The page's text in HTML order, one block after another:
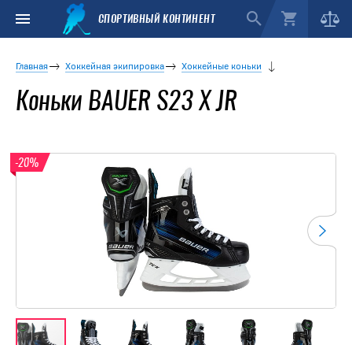
СПОРТИВНЫЙ КОНТИНЕНТ
Главная Хоккейная экипировка Хоккейные коньки
Коньки BAUER S23 X JR
-20%